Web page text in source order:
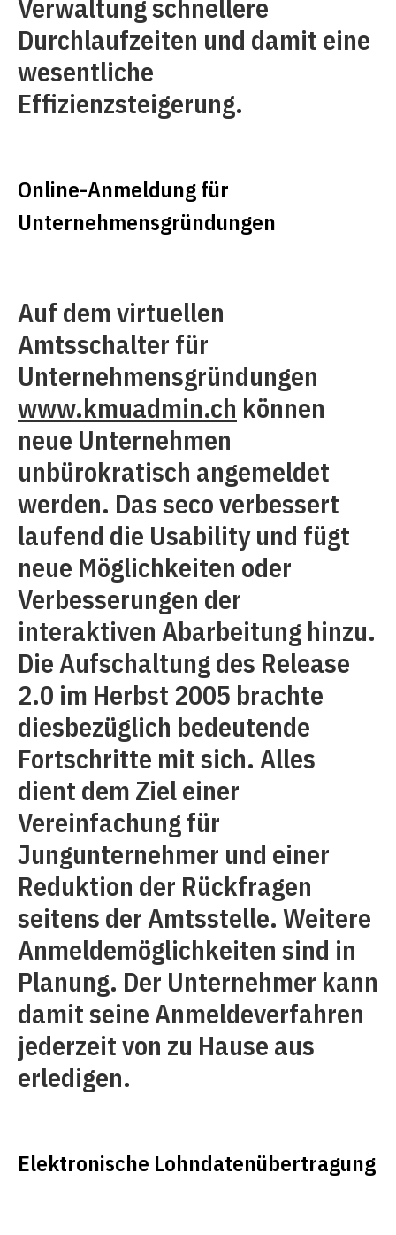
Verwaltung schnellere
Durchlaufzeiten und damit eine
wesentliche
Effizienzsteigerung.
Online-Anmeldung für
Unternehmensgründungen
Auf dem virtuellen
Amtsschalter für
Unternehmensgründungen
www.kmuadmin.ch können
neue Unternehmen
unbürokratisch angemeldet
werden. Das seco verbessert
laufend die Usability und fügt
neue Möglichkeiten oder
Verbesserungen der
interaktiven Abarbeitung hinzu.
Die Aufschaltung des Release
2.0 im Herbst 2005 brachte
diesbezüglich bedeutende
Fortschritte mit sich. Alles
dient dem Ziel einer
Vereinfachung für
Jungunternehmer und einer
Reduktion der Rückfragen
seitens der Amtsstelle. Weitere
Anmeldemöglichkeiten sind in
Planung. Der Unternehmer kann
damit seine Anmeldeverfahren
jederzeit von zu Hause aus
erledigen.
Elektronische Lohndatenübertragung